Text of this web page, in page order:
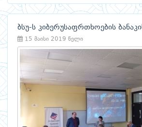
ბსუ-ს კიბერუსაფრთხოების
15 მაისი 2019 წელი